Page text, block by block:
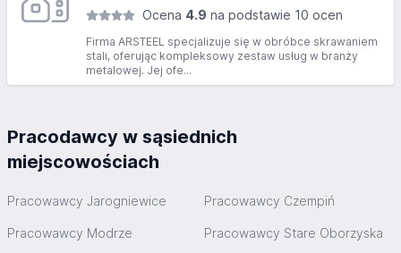
Ocena 4.9 na podstawie 10 ocen
Firma ARSTEEL specjalizuje się w obróbce skrawaniem
stali, oferując kompleksowy zestaw usług w branży
metalowej. Jej ofe...
Pracodawcy w sąsiednich
miejscowościach
Pracowawcy Jarogniewice Pracowawcy Czempiń
Pracowawcy Modrze Pracowawcy Stare Oborzyska